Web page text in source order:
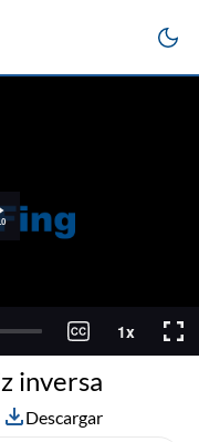
inversa
Descargar